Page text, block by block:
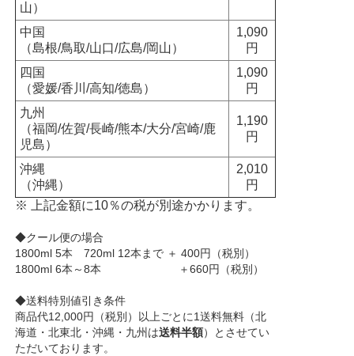
山）
中国
（島根/鳥取/山口/広島/岡山）
1,090
円
四国
（愛媛/香川/高知/徳島）
1,090
円
九州
（福岡/佐賀/長崎/熊本/大分/宮崎/鹿
児島）
1,190
円
沖縄
（沖縄）
2,010
円
※ 上記金額に10％の税が別途かかります。
◆クール便の場合
1800ml 5本 720ml 12本まで ＋ 400円（税別）
1800ml 6本～8本 ＋660円（税別）
◆送料特別値引き条件
商品代12,000円（税別）以上ごとに1送料無料（北
海道・北東北・沖縄・九州は送料半額）とさせてい
ただいております。